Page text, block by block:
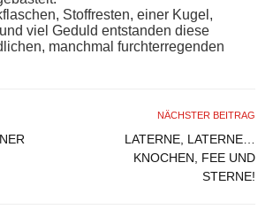
Stoffresten, einer Kugel,
viel Geduld entstanden diese
manchmal furchterregenden
NÄCHSTER BEITRAG
LATERNE, LATERNE…
KNOCHEN, FEE UND
STERNE!